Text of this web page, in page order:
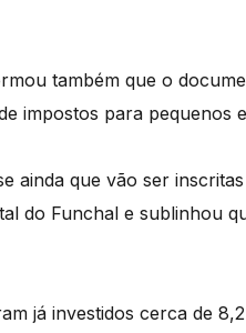
também que o
impostos para pequenos
ainda que vão ser
do Funchal e sublinhou
já investidos cerca de